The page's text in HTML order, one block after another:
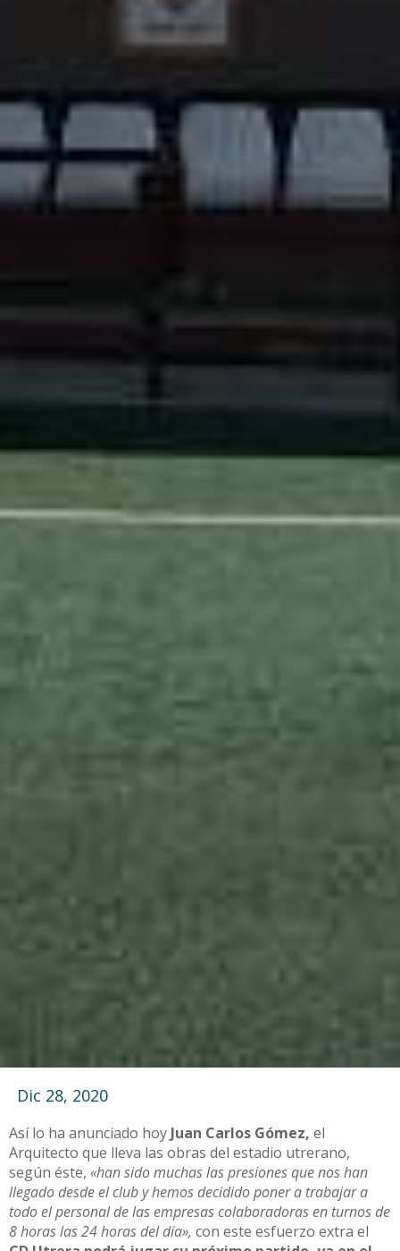
Dic 28, 2020
Así lo ha anunciado hoy Juan Carlos Gómez, el
Arquitecto que lleva las obras del estadio utrerano,
según éste, «han sido muchas las presiones que nos han
llegado desde el club y hemos decidido poner a trabajar a
todo el personal de las empresas colaboradoras en turnos de
8 horas las 24 horas del día», con este esfuerzo extra el